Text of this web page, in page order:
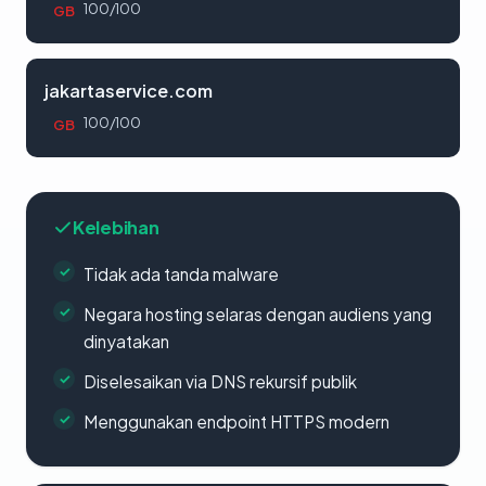
GB 100/100
jakartaservice.com
GB 100/100
Kelebihan
Tidak ada tanda malware
Negara hosting selaras dengan audiens yang
dinyatakan
Diselesaikan via DNS rekursif publik
Menggunakan endpoint HTTPS modern